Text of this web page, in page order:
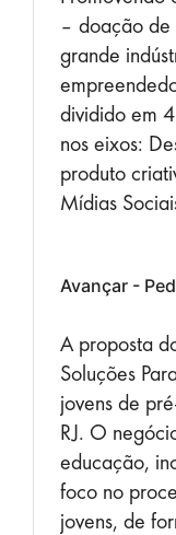
– doação de
grande
dividido em
nos eixos:
produto
Mídias
Avançar -
A proposta
Soluções
jovens de
RJ. O
educação,
foco no
jovens, de